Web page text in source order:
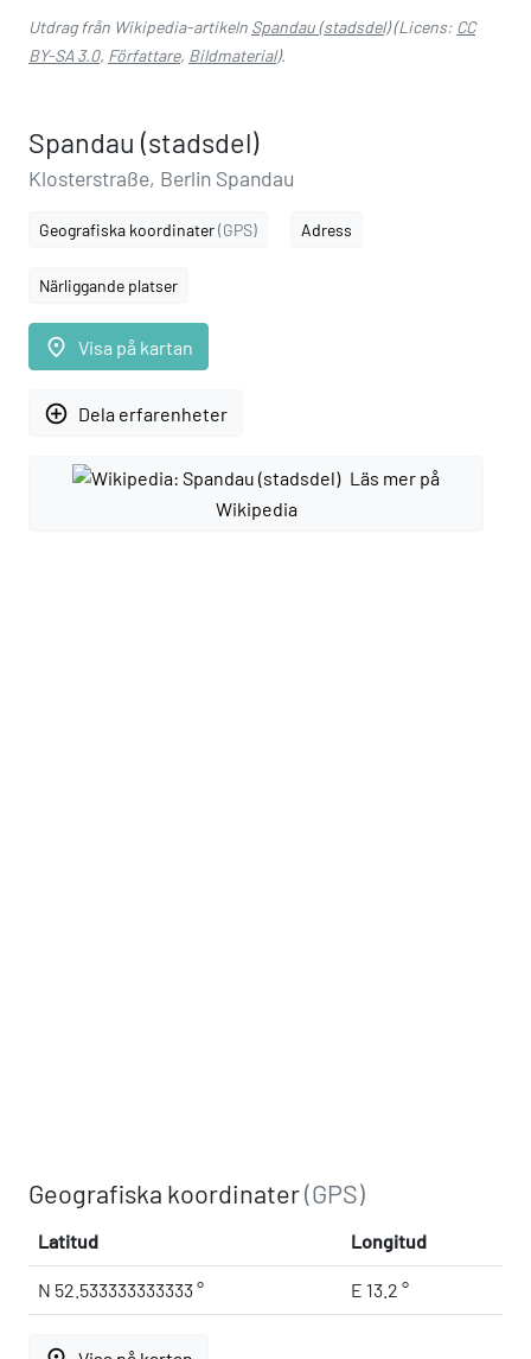
Utdrag från Wikipedia-artikeln Spandau (stadsdel)(Licens: CC
BY-SA 3.0, Författare, Bildmaterial).
Spandau (stadsdel)
Klosterstraße, Berlin Spandau
Geografiska koordinater(GPS) Adress
Närliggande platser
place Visa på kartan
add_circle_outline Dela erfarenheter
Läs mer på
Wikipedia
Geografiska koordinater(GPS)
Latitud Longitud
N 52.533333333333 ° E 13.2 °